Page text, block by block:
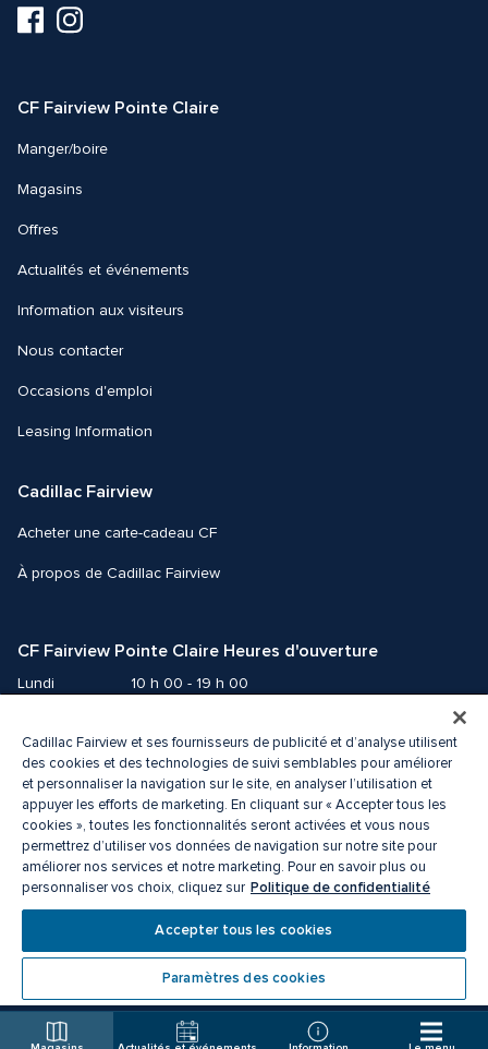
Visitez-
nous
Visitez-
nous
CF Fairview Pointe Claire
Manger/boire
Magasins
Offres
Actualités et événements
Information aux visiteurs
Nous contacter
Occasions d'emploi
Leasing Information
Cadillac Fairview
Acheter une carte-cadeau CF
À propos de Cadillac Fairview
CF Fairview Pointe Claire Heures d'ouverture
Lundi
10 h 00 - 19 h 00
Mercredi
10 h 00 - 19 h 00
Jeudi
10 h 00 - 21 h 00
Vendredi
10 h 00 - 21 h 00
Samedi
9 h 00 - 19 h 00
Dimanche
10 h 00 - 18 h 00
ᴹᴰ une marque déposée de La Corporation Cadillac Fairview limitée.
Politique de confidentialité
Accessibilité
Centre de préférences des cookies
Cadillac Fairview et ses fournisseurs de publicité et d’analyse utilisent
des cookies et des technologies de suivi semblables pour améliorer
et personnaliser la navigation sur le site, en analyser l’utilisation et
appuyer les efforts de marketing. En cliquant sur « Accepter tous les
cookies », toutes les fonctionnalités seront activées et vous nous
permettrez d’utiliser vos données de navigation sur notre site pour
améliorer nos services et notre marketing. Pour en savoir plus ou
personnaliser vos choix, cliquez sur Politique de confidentialité
Accepter tous les cookies
Paramètres des cookies